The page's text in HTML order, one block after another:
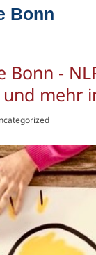
Bonn
Bonn -
mehr